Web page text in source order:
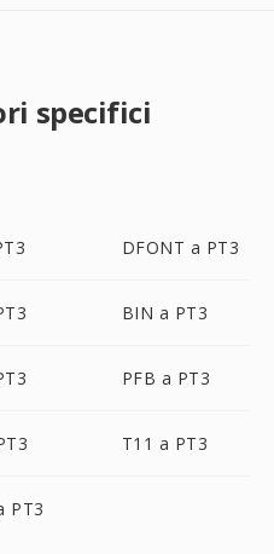
specifici
DFONT a PT3
BIN a PT3
PFB a PT3
T11 a PT3
PT3